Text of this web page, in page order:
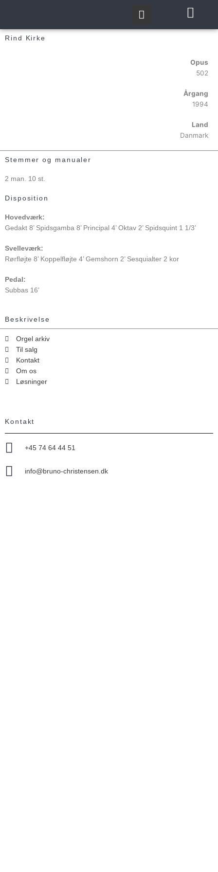
Rind Kirke
Opus
502
Årgang
1994
Land
Danmark
Stemmer og manualer
2 man. 10 st.
Disposition
Hovedværk:
Gedakt 8’ Spidsgamba 8’ Principal 4’ Oktav 2’ Spidsquint 1 1/3’
Svelleværk:
Rørfløjte 8’ Koppelfløjte 4’ Gemshorn 2’ Sesquialter 2 kor
Pedal:
Subbas 16’
Beskrivelse
Orgel arkiv
Til salg
Kontakt
Om os
Løsninger
Kontakt
+45 74 64 44 51
info@bruno-christensen.dk